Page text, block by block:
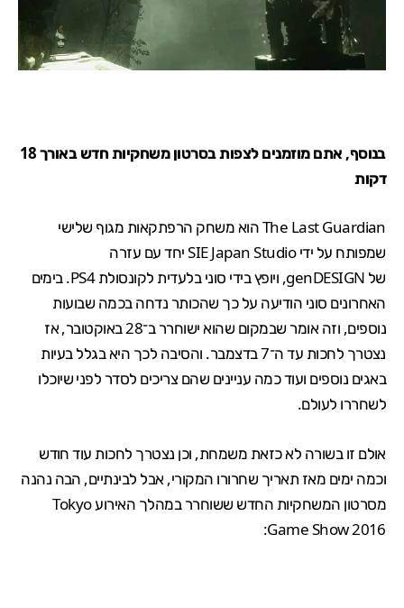
בנוסף, אתם מוזמנים לצפות בסרטון משחקיות חדש באורך 18
דקות
The Last Guardianהוא משחק הרפתקאות מגוף שלישי
שמפותח על ידי SIE Japan Studio יחד עם עזרה
של genDESIGN, ויופץ בידי סוני בלעדית לקונסולת
PS4. בימים
האחרונים סוני הודיעה על כך שהכותר נדחהבכמה שבועות
נוספים, וזה אומר שבמקום שהוא ישוחרר ב־28 באוקטובר, אז
נצטרך לחכות עד ה־7 בדצמבר. והסיבה לכך היא בגלל בעיות
באגים נוספים ועוד כמה עניינים שהם צריכים לסדר לפני שיוכלו
לשחררו לעולם.
אולם זו בשורה לא כזאת משמחת, וכן נצטרך לחכות עוד חודש
וכמה ימים מאז תאריך שחרורו המקורי, אבל לבינתיים, הבה נהנה
מסרטון המשחקיות החדש ששוחרר במהלך האירוע Tokyo
Game Show 2016: